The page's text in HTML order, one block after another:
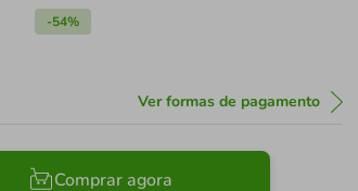
-54%
Ver formas de pagamento
Comprar agora